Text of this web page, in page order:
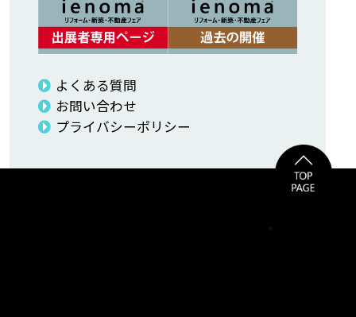
よくある質問
お問い合わせ
プライバシーポリシー